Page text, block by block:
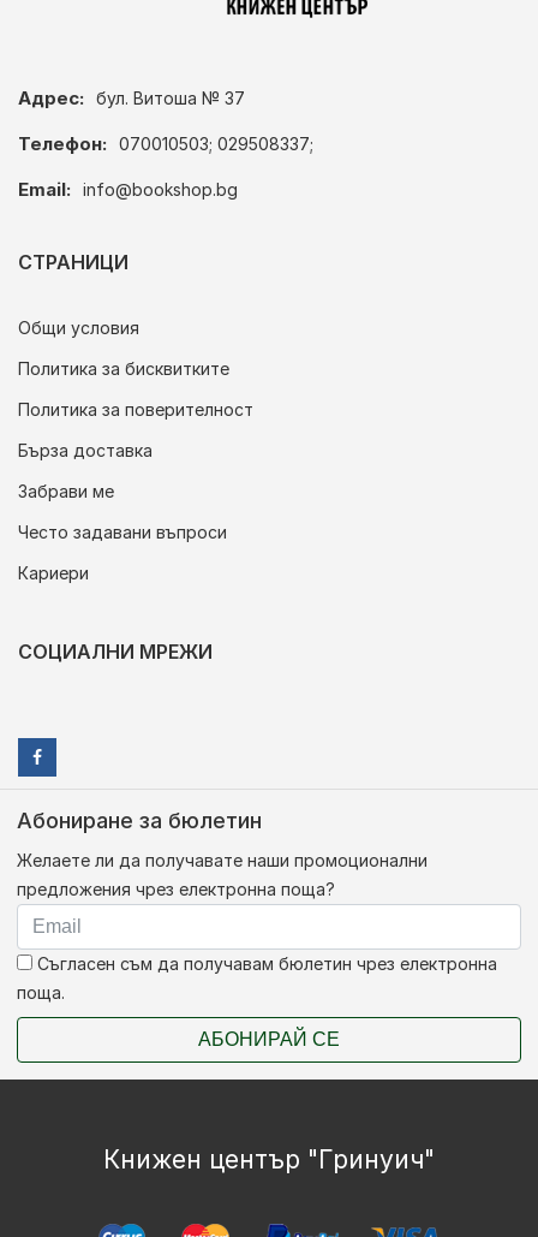
Адрес: бул. Витоша № 37
Телефон: 070010503; 029508337;
Email: info@bookshop.bg
СТРАНИЦИ
Общи условия
Политика за бисквитките
Политика за поверителност
Бърза доставка
Забрави ме
Често задавани въпроси
Кариери
СОЦИАЛНИ МРЕЖИ
Абониране за бюлетин
Желаете ли да получавате наши промоционални
предложения чрез електронна поща?
Съгласен съм да получавам бюлетин чрез електронна
поща.
АБОНИРАЙ СЕ
Книжен център "Гринуич"